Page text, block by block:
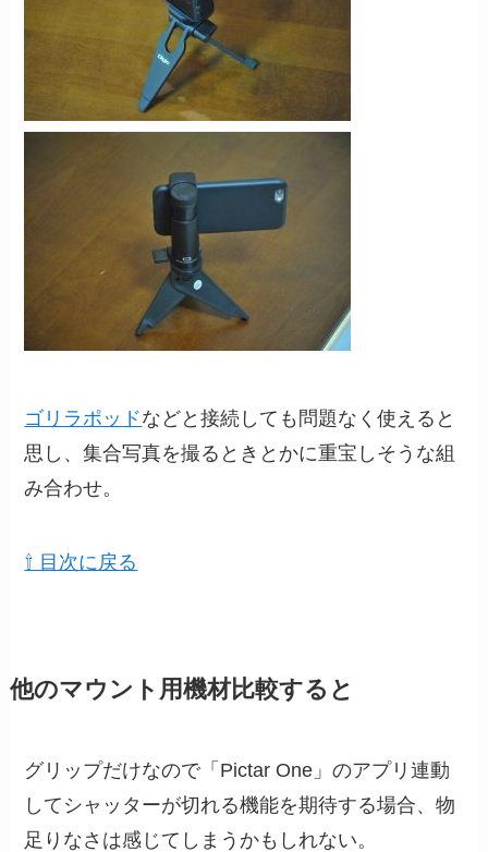
ゴリラポッドなどと接続しても問題なく使えると
思し、集合写真を撮るときとかに重宝しそうな組
み合わせ。
⇧ 目次に戻る
他のマウント用機材比較すると
グリップだけなので「Pictar One」のアプリ連動
してシャッターが切れる機能を期待する場合、物
足りなさは感じてしまうかもしれない。